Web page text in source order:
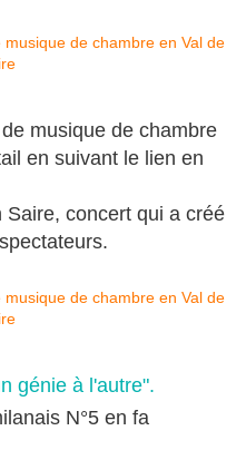
musique de chambre
en suivant le lien en
Saire, concert qui a créé
génie à l'autre".
N°5 en fa